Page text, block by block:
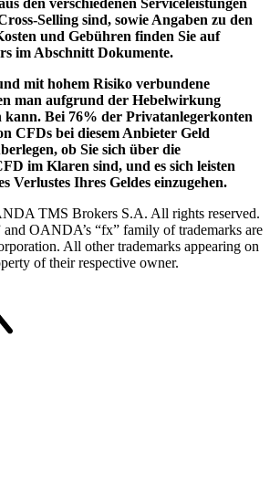
Selling sind, sowie Angaben zu den
und Gebühren finden Sie auf
im Abschnitt Dokumente.
mit hohem Risiko verbundene
man aufgrund der Hebelwirkung
kann. Bei 76% der Privatanlegerkonten
CFDs bei diesem Anbieter Geld
ob Sie sich über die
im Klaren sind, und es sich leisten
Verlustes Ihres Geldes einzugehen.
TMS Brokers S.A. All rights reserved.
OANDA’s “fx” family of trademarks are
All other trademarks appearing on
of their respective owner.